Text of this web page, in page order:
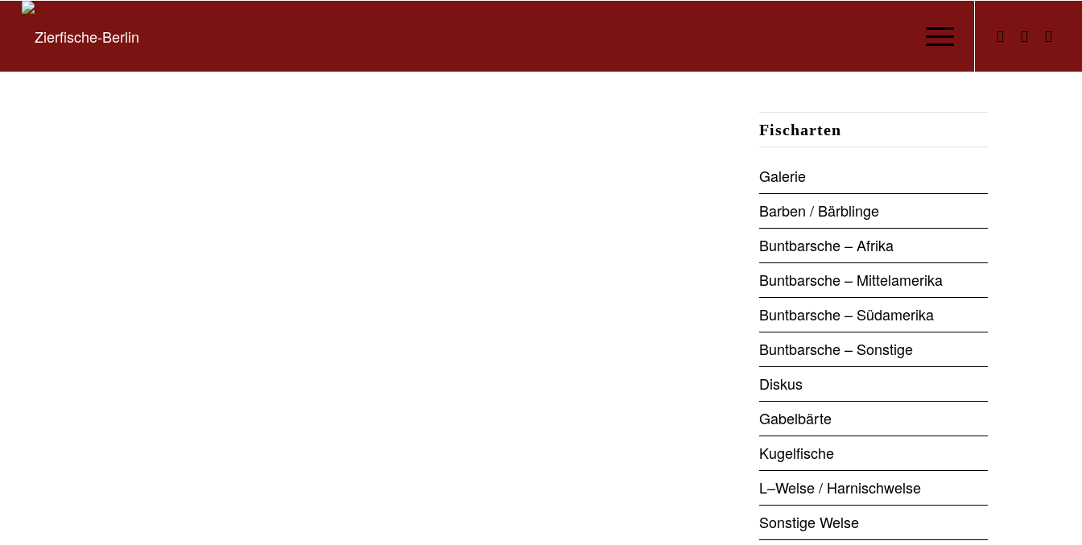
Fischarten
Galerie
Barben / Bärblinge
Buntbarsche – Afrika
Buntbarsche – Mittelamerika
Buntbarsche – Südamerika
Buntbarsche – Sonstige
Diskus
Gabelbärte
Kugelfische
L–Welse / Harnischwelse
Sonstige Welse